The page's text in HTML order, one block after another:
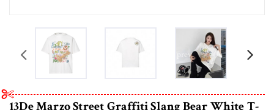
prev
13De Marzo Street Graffiti Slang Bear White T-